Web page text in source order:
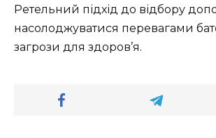
Ретельний підхід до відбору
насолоджуватися перевагами
загрози для здоров’я.